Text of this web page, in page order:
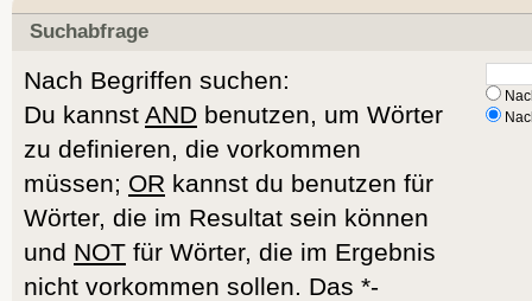
Suchabfrage
Nach Begriffen suchen:
Du kannst AND benutzen, um Wörter
zu definieren, die vorkommen
müssen; OR kannst du benutzen für
Wörter, die im Resultat sein können
und NOT für Wörter, die im Ergebnis
nicht vorkommen sollen. Das *-